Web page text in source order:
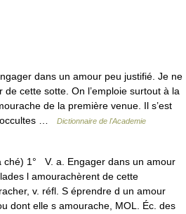
dans un amour peu justifié. Je ne
de cette sotte. On l’emploie surtout à la
de la première venue. Il s’est
occultes …
Dictionnaire de l'Academie
1° V. a. Engager dans un amour
l amourachèrent de cette
v. réfl. S éprendre d un amour
dont elle s amourache, MOL. Éc. des